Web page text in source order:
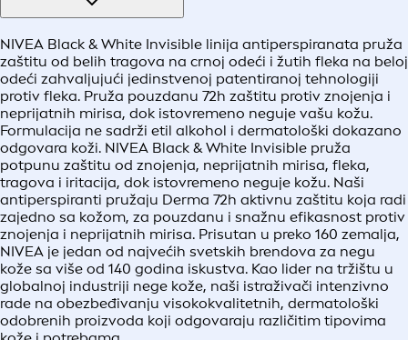
NIVEA Black & White Invisible linija antiperspiranata pruža
zaštitu od belih tragova na crnoj odeći i žutih fleka na beloj
odeći zahvaljujući jedinstvenoj patentiranoj tehnologiji
protiv fleka. Pruža pouzdanu 72h zaštitu protiv znojenja i
neprijatnih mirisa, dok istovremeno neguje vašu kožu.
Formulacija ne sadrži etil alkohol i dermatološki dokazano
odgovara koži. NIVEA Black & White Invisible pruža
potpunu zaštitu od znojenja, neprijatnih mirisa, fleka,
tragova i iritacija, dok istovremeno neguje kožu. Naši
antiperspiranti pružaju Derma 72h aktivnu zaštitu koja radi
zajedno sa kožom, za pouzdanu i snažnu efikasnost protiv
znojenja i neprijatnih mirisa. Prisutan u preko 160 zemalja,
NIVEA je jedan od najvećih svetskih brendova za negu
kože sa više od 140 godina iskustva. Kao lider na tržištu u
globalnoj industriji nege kože, naši istraživači intenzivno
rade na obezbeđivanju visokokvalitetnih, dermatološki
odobrenih proizvoda koji odgovaraju različitim tipovima